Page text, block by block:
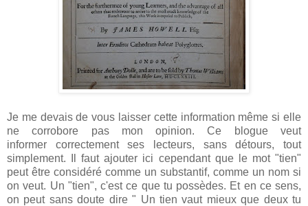
Je me devais de vous laisser cette information même si elle
ne corrobore pas mon opinion. Ce blogue veut
informer correctement ses lecteurs, sans détours, tout
simplement. Il faut ajouter ici cependant que le mot "tien"
peut être considéré comme un substantif, comme un nom si
on veut. Un "tien", c'est ce que tu possèdes. Et en ce sens,
on peut sans doute dire " Un tien vaut mieux que deux tu